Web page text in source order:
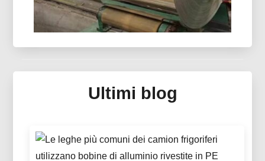
Collettore Solare Termico
Scopri l'alluminio a specchio avanzato per i
rivestimenti protettivi multistrato per collettori di
Ultimi blog